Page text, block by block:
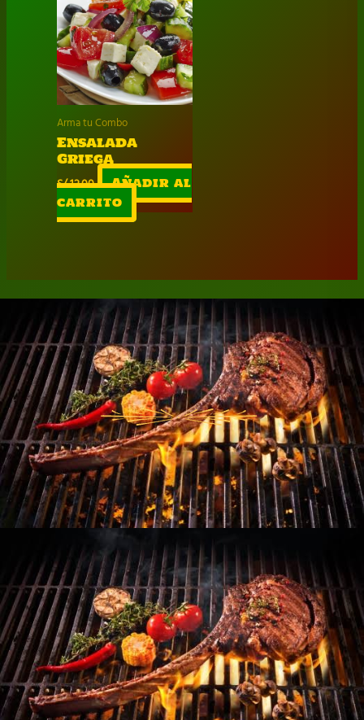
Arma tu Combo
Ensalada
Griega
S/12.00
Añadir al
carrito